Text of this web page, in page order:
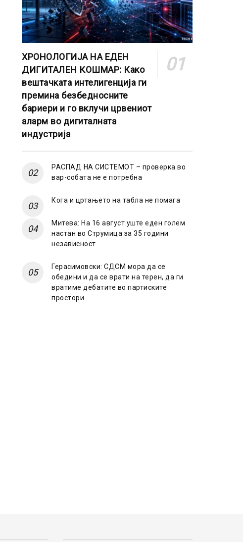
ХРОНОЛОГИЈА НА ЕДЕН
ДИГИТАЛЕН КОШМАР: Како
вештачката интелигенција ги
премина безбедносните
бариери и го вклучи црвениот
аларм во дигиталната
индустрија
РАСПАД НА СИСТЕМОТ – проверка во
вар-собата не е потребна
Кога и цртањето на табла не помага
Митева: На 16 август уште еден голем
настан во Струмица за 35 години
независност
Герасимовски: СДСМ мора да се
обедини и да се врати на терен, да ги
вратиме дебатите во партиските
простори